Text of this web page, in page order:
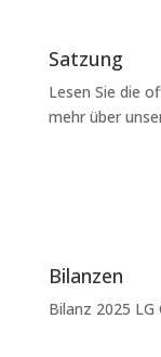
Satzung
Lesen Sie die
mehr über
Bilanzen
Bilanz 2025